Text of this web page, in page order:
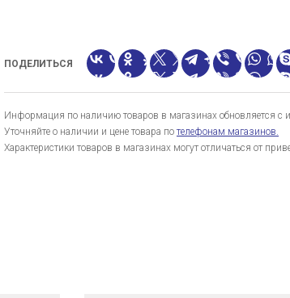
ПОДЕЛИТЬСЯ
Информация по наличию товаров в магазинах обновляется с
Уточняйте о наличии и цене товара по телефонам магазинов.
Характеристики товаров в магазинах могут отличаться от